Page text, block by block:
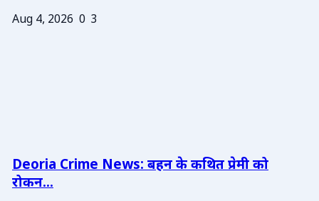
Aug 4, 2026 0 3
Deoria Crime News: बहन के कथित प्रेमी को
रोकन...